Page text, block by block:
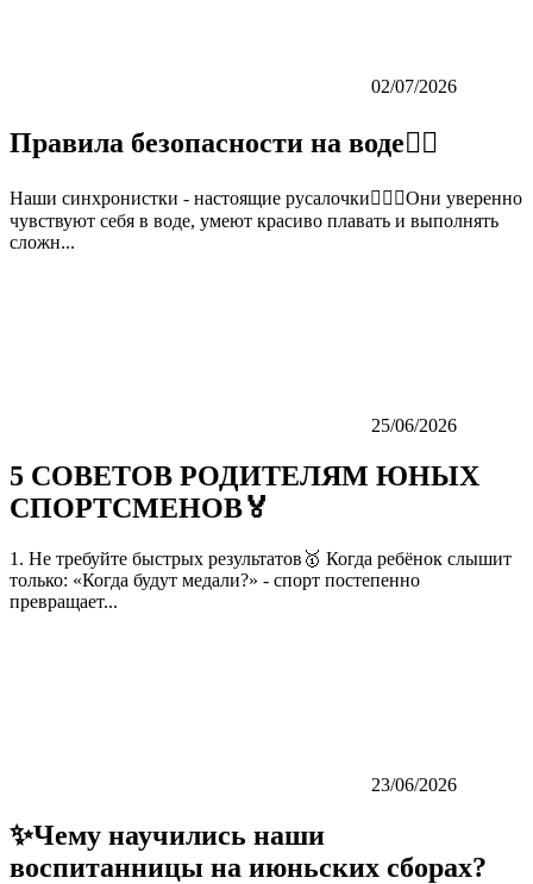
02/07/2026
Правила безопасности на воде👇🏼
Наши синхронистки - настоящие русалочки🏊‍♀️💙Они уверенно
чувствуют себя в воде, умеют красиво плавать и выполнять
сложн...
25/06/2026
5 СОВЕТОВ РОДИТЕЛЯМ ЮНЫХ
СПОРТСМЕНОВ🏅
1. Не требуйте быстрых результатов🥇 Когда ребёнок слышит
только: «Когда будут медали?» - спорт постепенно
превращает...
23/06/2026
✨Чему научились наши
воспитанницы на июньских сборах?